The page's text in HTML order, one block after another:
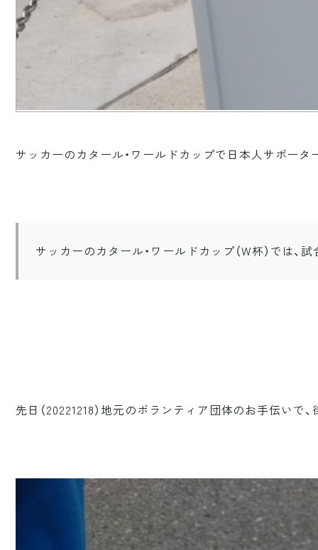
サッカーのカタール・ワールドカップで日本人サポータ
サッカーのカタール・ワールドカップ（W杯）では
先日（20221218）地元のボランティア団体のお手伝い